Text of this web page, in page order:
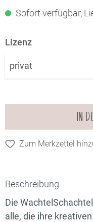
Sofort verfügbar,
Lizenz
IN
Zum Merkzettel
Beschreibung
Die
alle, die ihre